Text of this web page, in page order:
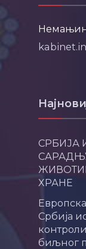
СРБИЈА
ХРАНЕ
Србија
биљног